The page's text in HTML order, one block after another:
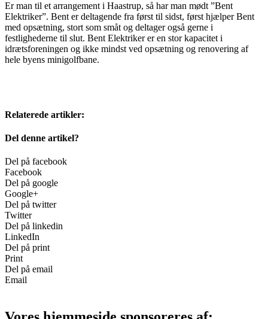
Er man til et arrangement i Haastrup, så har man mødt ”Bent
Elektriker”. Bent er deltagende fra først til sidst, først hjælper Bent
med opsætning, stort som småt og deltager også gerne i
festlighederne til slut. Bent Elektriker er en stor kapacitet i
idrætsforeningen og ikke mindst ved opsætning og renovering af
hele byens minigolfbane.
Relaterede artikler:
Del denne artikel?
Del på facebook
Facebook
Del på google
Google+
Del på twitter
Twitter
Del på linkedin
LinkedIn
Del på print
Print
Del på email
Email